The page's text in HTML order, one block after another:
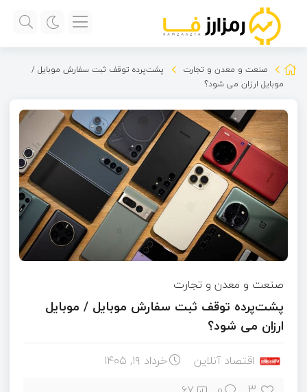
صنعت و معدن و تجارت
پشت‌پرده توقف ثبت سفارش موبایل /
موبایل ارزان می شود؟
صنعت و معدن و تجارت
پشت‌پرده توقف ثبت سفارش موبایل / موبایل
ارزان می شود؟
اقتصاد آنلاین خرداد ۱۹, ۱۴۰۵